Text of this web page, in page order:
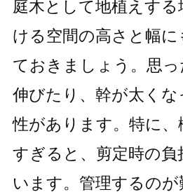
庭木として地植えする
ける空間の高さと幅
ておきましょう。思
伸びたり、幹が太く
性があります。特に、
すぎると、剪定時の負
います。管理するのが